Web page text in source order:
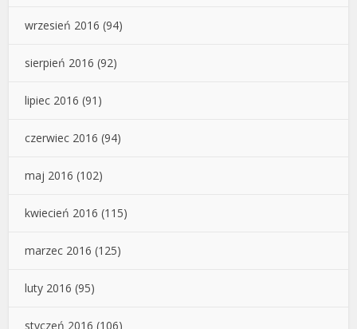
wrzesień 2016 (94)
sierpień 2016 (92)
lipiec 2016 (91)
czerwiec 2016 (94)
maj 2016 (102)
kwiecień 2016 (115)
marzec 2016 (125)
luty 2016 (95)
styczeń 2016 (106)